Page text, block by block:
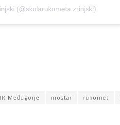
(@skolarukometa.zrinjski)
Međugorje mostar rukomet